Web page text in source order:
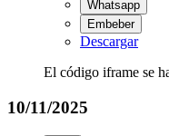
Whatsapp
Embeber
Descargar
El código iframe se
10/11/2025